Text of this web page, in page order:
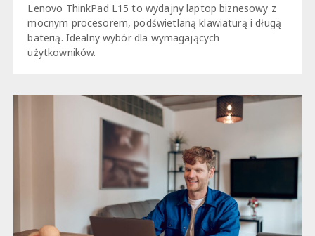
Lenovo ThinkPad L15 to wydajny laptop biznesowy z
mocnym procesorem, podświetlaną klawiaturą i długą
baterią. Idealny wybór dla wymagających
użytkowników.